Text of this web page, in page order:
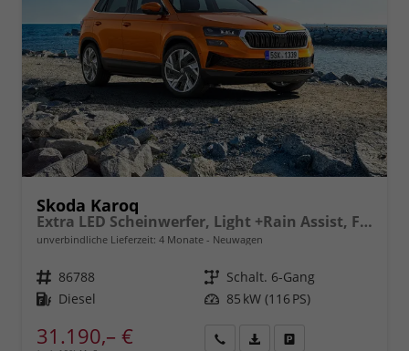
Skoda Karoq
Extra LED Scheinwerfer, Light +Rain Assist, Front + Lane 8" Entertainment, ESP mit ABS, MSR, ASR, EDS, HBA, DSR, RBS, MKB,Climatronic, Parksensoren, Sitzhzg., 17" ALU uvm.
unverbindliche Lieferzeit: 4 Monate Neuwagen
Fahrzeugnr. 86788 Getriebe Schalt. 6-Gang
Kraftstoff Diesel Leistung 85 kW (116 PS)
31.190,– €